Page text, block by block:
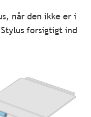
når den ikke er i
forsigtigt ind